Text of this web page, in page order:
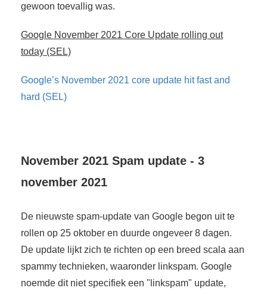
gewoon toevallig was.
Google November 2021 Core Update rolling out
today (SEL)
Google’s November 2021 core update hit fast and
hard (SEL)
November 2021 Spam update - 3
november 2021
De nieuwste spam-update van Google begon uit te
rollen op 25 oktober en duurde ongeveer 8 dagen.
De update lijkt zich te richten op een breed scala aan
spammy technieken, waaronder linkspam. Google
noemde dit niet specifiek een "linkspam" update,